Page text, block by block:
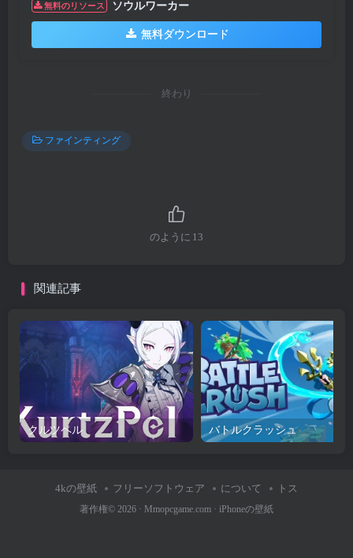
無料のリソース ソウルワーカー
無料ダウンロード
終わり
ファインティング
のように 13
関連記事
クルツペル バトルクラッシュ
4kの壁紙 フリーソフトウェア について トス
著作権© 2026 · Mmopcgame.com · iPhoneの壁紙